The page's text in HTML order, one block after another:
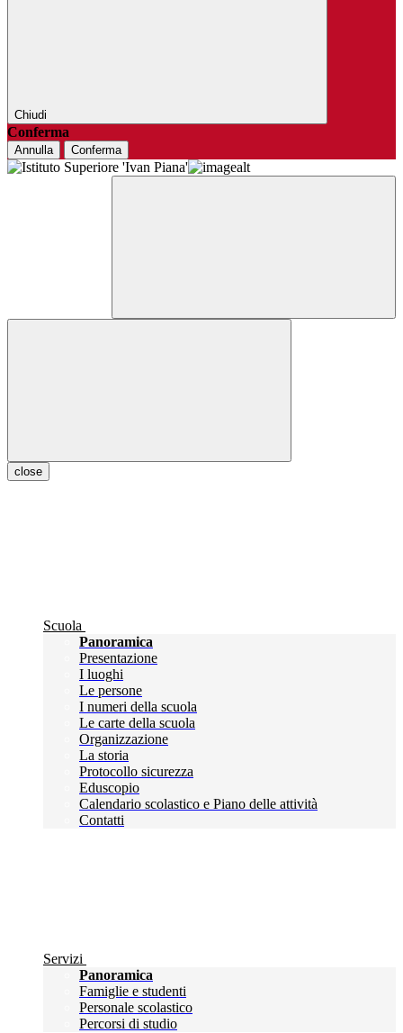
Chiudi
Conferma
Annulla Conferma
close
Scuola
Panoramica
Presentazione
I luoghi
Le persone
I numeri della scuola
Le carte della scuola
Organizzazione
La storia
Protocollo sicurezza
Eduscopio
Calendario scolastico e Piano delle attività
Contatti
Servizi
Panoramica
Famiglie e studenti
Personale scolastico
Percorsi di studio